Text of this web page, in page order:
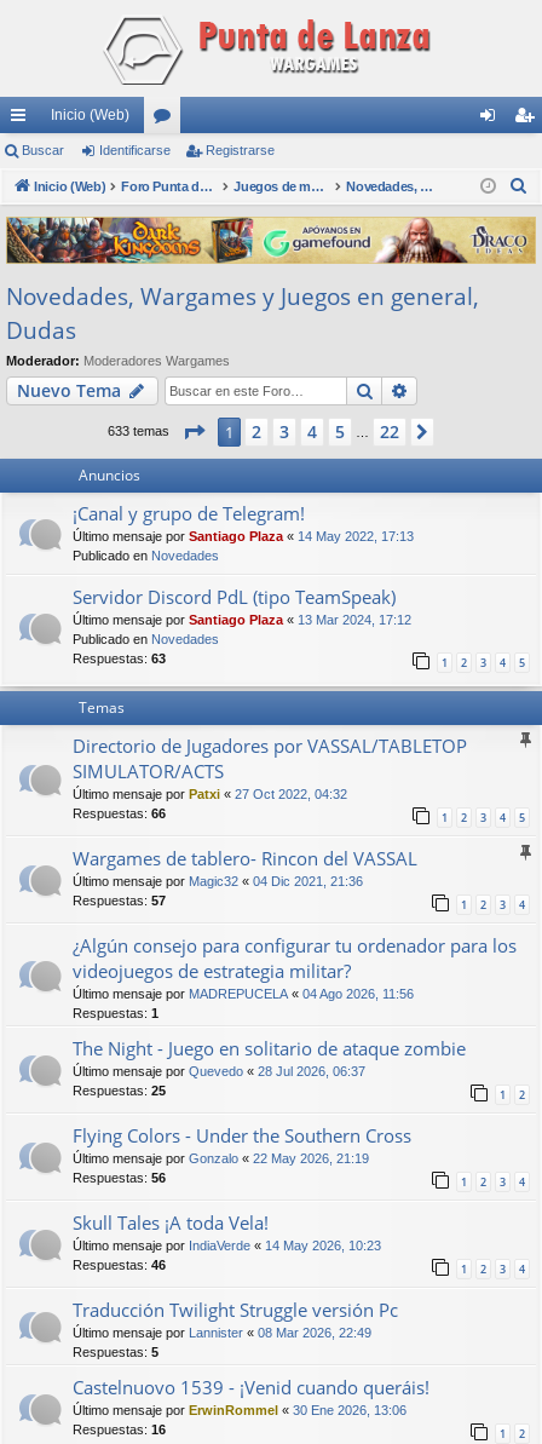
nl
ac
es
rá
pi
do
s
Inicio (Web)
or
os nti
fic
ar
ist
ra
rs
Buscar Identificarse Registrarse
Inicio (Web) Foro Punta de Lanza Wargames Juegos de mesa físicos y digitales Novedades, Wargames y Juegos en general, Dudas
s
c
Novedades, Wargames y Juegos en general,
Dudas
Moderador: Moderadores Wargames
Nuevo Tema Buscar
633 temas Página de 22
1 2 3 4 5 22
Anuncios
¡Canal y grupo de Telegram!
Último mensaje por Santiago Plaza « 14 May 2022, 17:13
Publicado en Novedades
Servidor Discord PdL (tipo TeamSpeak)
Último mensaje por Santiago Plaza « 13 Mar 2024, 17:12
Publicado en Novedades
Respuestas: 63 1 2 3 4 5
Temas
Directorio de Jugadores por VASSAL/TABLETOP
SIMULATOR/ACTS
Último mensaje por Patxi « 27 Oct 2022, 04:32
Respuestas: 66 1 2 3 4 5
Wargames de tablero- Rincon del VASSAL
Último mensaje por Magic32 « 04 Dic 2021, 21:36
Respuestas: 57 1 2 3 4
¿Algún consejo para configurar tu ordenador para los
videojuegos de estrategia militar?
Último mensaje por MADREPUCELA « 04 Ago 2026, 11:56
Respuestas: 1
The Night - Juego en solitario de ataque zombie
Último mensaje por Quevedo « 28 Jul 2026, 06:37
Respuestas: 25 1 2
Flying Colors - Under the Southern Cross
Último mensaje por Gonzalo « 22 May 2026, 21:19
Respuestas: 56 1 2 3 4
Skull Tales ¡A toda Vela!
Último mensaje por IndiaVerde « 14 May 2026, 10:23
Respuestas: 46 1 2 3 4
Traducción Twilight Struggle versión Pc
Último mensaje por Lannister « 08 Mar 2026, 22:49
Respuestas: 5
Castelnuovo 1539 - ¡Venid cuando queráis!
Último mensaje por ErwinRommel « 30 Ene 2026, 13:06
Respuestas: 16 1 2